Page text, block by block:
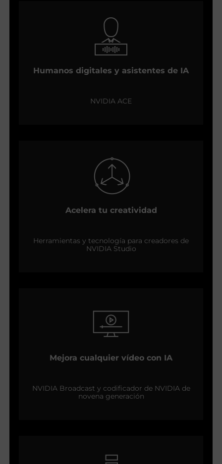
Humanos digitales y asistentes de IA
NVIDIA ACE
Acelera tu creatividad
Herramientas y tecnología para creadores de
NVIDIA Studio
Mejora cualquier vídeo con IA
NVIDIA Broadcast y codificador de NVIDIA de
novena generación